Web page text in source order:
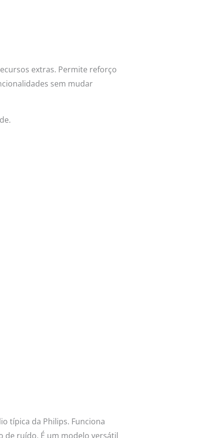
extras. Permite reforço
sem mudar
típica da Philips. Funciona
de ruído. É um modelo versátil